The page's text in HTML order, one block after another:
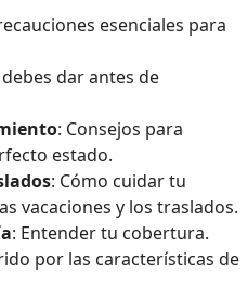
esenciales para
dar antes de
: Consejos para
estado.
: Cómo cuidar tu
vacaciones y los traslados.
: Entender tu cobertura.
por las características de